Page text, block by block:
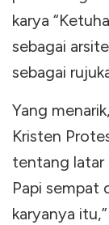
karya
sebagai
sebagai
Yang
Kristen
tentang latar
Papi sempat
karyanya